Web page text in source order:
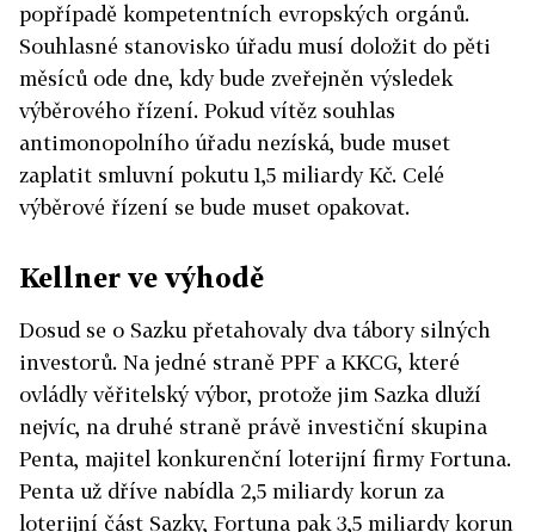
popřípadě kompetentních evropských orgánů.
Souhlasné stanovisko úřadu musí doložit do pěti
měsíců ode dne, kdy bude zveřejněn výsledek
výběrového řízení. Pokud vítěz souhlas
antimonopolního úřadu nezíská, bude muset
zaplatit smluvní pokutu 1,5 miliardy Kč. Celé
výběrové řízení se bude muset opakovat.
Kellner ve výhodě
Dosud se o Sazku přetahovaly dva tábory silných
investorů. Na jedné straně PPF a KKCG, které
ovládly věřitelský výbor, protože jim Sazka dluží
nejvíc, na druhé straně právě investiční skupina
Penta, majitel konkurenční loterijní firmy Fortuna.
Penta už dříve nabídla 2,5 miliardy korun za
loterijní část Sazky, Fortuna pak 3,5 miliardy korun